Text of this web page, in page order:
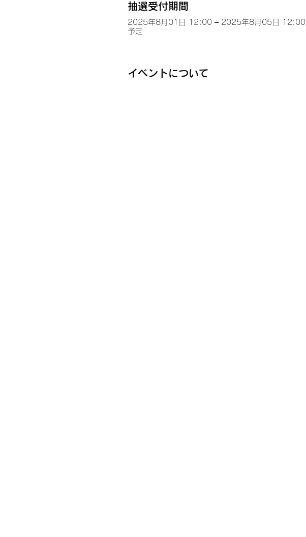
抽選受付期間
2025年8月01日 12:00 – 2025年8月05日 12:00
予定
イベントについて